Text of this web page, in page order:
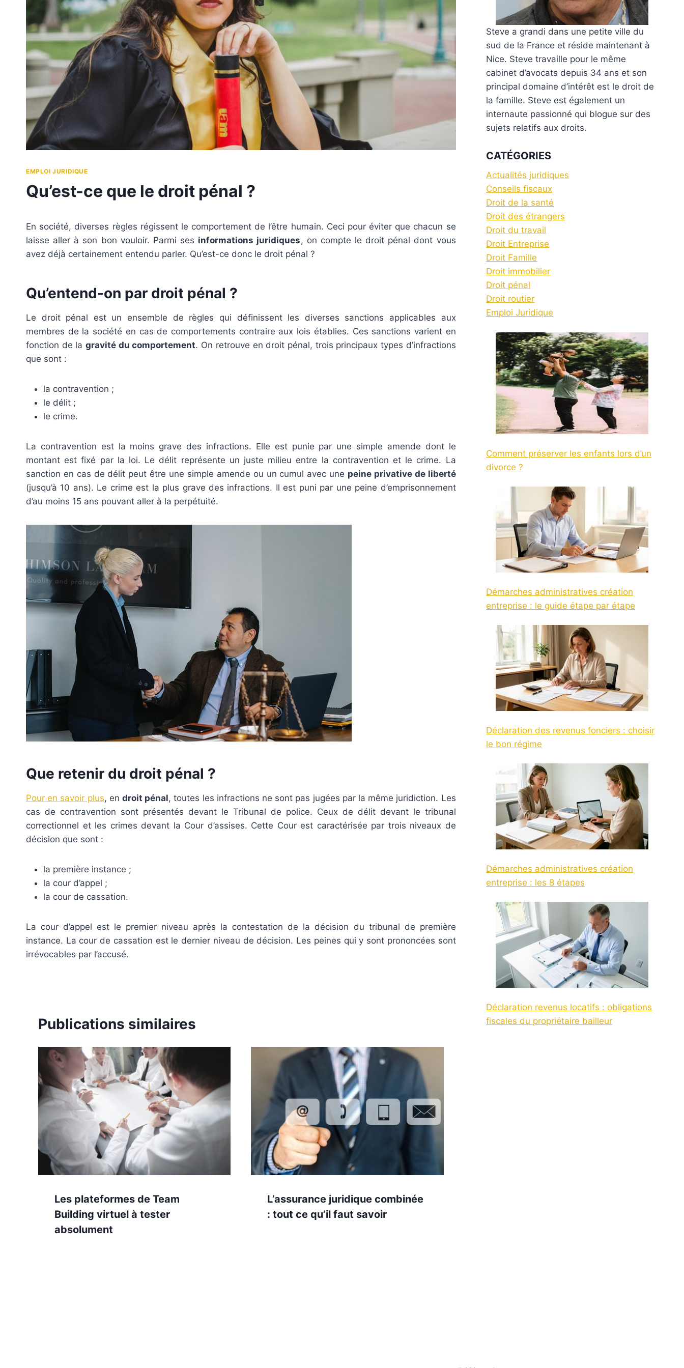
EMPLOI JURIDIQUE
Qu’est-ce que le droit pénal ?
En société, diverses règles régissent le comportement de l’être humain. Ceci pour éviter que chacun se
laisse aller à son bon vouloir. Parmi ses informations juridiques, on compte le droit pénal dont vous
avez déjà certainement entendu parler. Qu’est-ce donc le droit pénal ?
Qu’entend-on par droit pénal ?
Le droit pénal est un ensemble de règles qui définissent les diverses sanctions applicables aux
membres de la société en cas de comportements contraire aux lois établies. Ces sanctions varient en
fonction de lagravité du comportement. On retrouve en droit pénal, trois principaux types d’infractions
que sont :
la contravention ;
le délit ;
le crime.
La contravention est la moins grave des infractions. Elle est punie par une simple amende dont le
montant est fixé par la loi. Le délit représente un juste milieu entre la contravention et le crime. La
sanction en cas de délit peut être une simple amende ou un cumul avec une peine privative de liberté
(jusqu’à 10 ans). Le crime est la plus grave des infractions. Il est puni par une peine d’emprisonnement
d’au moins 15 ans pouvant aller à la perpétuité.
Que retenir du droit pénal ?
Pour en savoir plus, endroit pénal, toutes les infractions ne sont pas jugées par la même juridiction. Les
cas de contravention sont présentés devant le Tribunal de police. Ceux de délit devant le tribunal
correctionnel et les crimes devant la Cour d’assises. Cette Cour est caractérisée par trois niveaux de
décision que sont :
la première instance ;
la cour d’appel ;
la cour de cassation.
La cour d’appel est le premier niveau après la contestation de la décision du tribunal de première
instance. La cour de cassation est le dernier niveau de décision. Les peines qui y sont prononcées sont
irrévocables par l’accusé.
Publications similaires
Les plateformes de Team
Building virtuel à tester
absolument
L’assurance juridique combinée
: tout ce qu’il faut savoir
Steve a grandi dans une petite ville du
sud de la France et réside maintenant à
Nice. Steve travaille pour le même
cabinet d’avocats depuis 34 ans et son
principal domaine d’intérêt est le droit de
la famille. Steve est également un
internaute passionné qui blogue sur des
sujets relatifs aux droits.
CATÉGORIES
Actualités juridiques
Conseils fiscaux
Droit de la santé
Droit des étrangers
Droit du travail
Droit Entreprise
Droit Famille
Droit immobilier
Droit pénal
Droit routier
Emploi Juridique
Comment préserver les enfants lors d’un
divorce ?
Démarches administratives création
entreprise : le guide étape par étape
Déclaration des revenus fonciers : choisir
le bon régime
Démarches administratives création
entreprise : les 8 étapes
Déclaration revenus locatifs : obligations
fiscales du propriétaire bailleur